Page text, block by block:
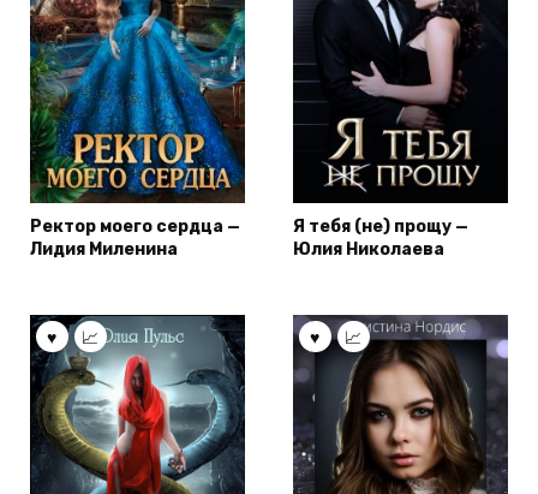
Ректор моего сердца —
Лидия Миленина
Я тебя (не) прощу —
Юлия Николаева